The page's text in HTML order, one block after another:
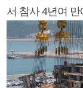
서 참사 4년여